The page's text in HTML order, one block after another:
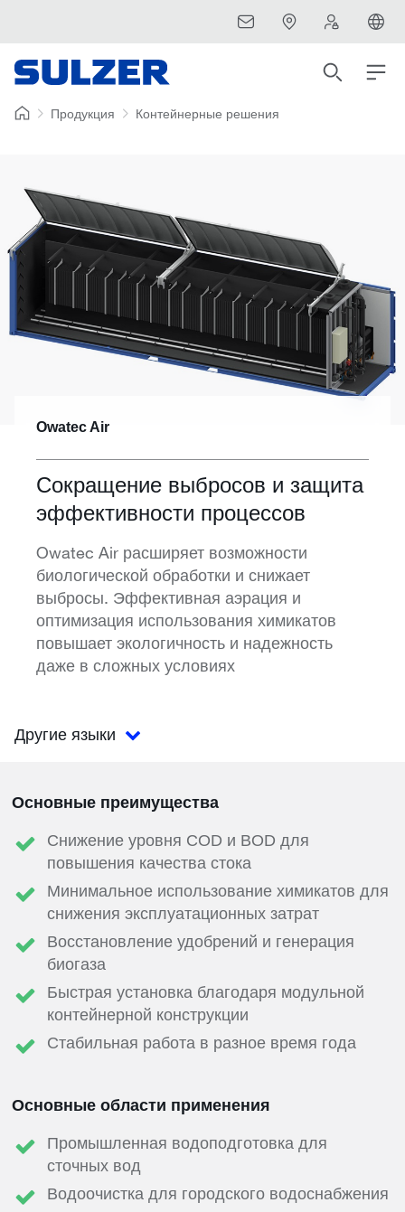
Продукция Контейнерные решения
Owatec Air
Сокращение выбросов и защита
эффективности процессов
Owatec Air расширяет возможности
биологической обработки и снижает
выбросы. Эффективная аэрация и
оптимизация использования химикатов
повышает экологичность и надежность
даже в сложных условиях
Другие языки
Основные преимущества
Снижение уровня COD и BOD для
повышения качества стока
Минимальное использование химикатов для
снижения эксплуатационных затрат
Восстановление удобрений и генерация
биогаза
Быстрая установка благодаря модульной
контейнерной конструкции
Стабильная работа в разное время года
Основные области применения
Промышленная водоподготовка для
сточных вод
Водоочистка для городского водоснабжения